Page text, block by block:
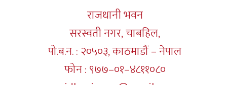
राजधानी भवन
सरस्वती नगर, चाबहिल,
पो.ब.न. : २०५०३, काठमाडौं – नेपाल
फोन : ९७७–०१–४८११०८०